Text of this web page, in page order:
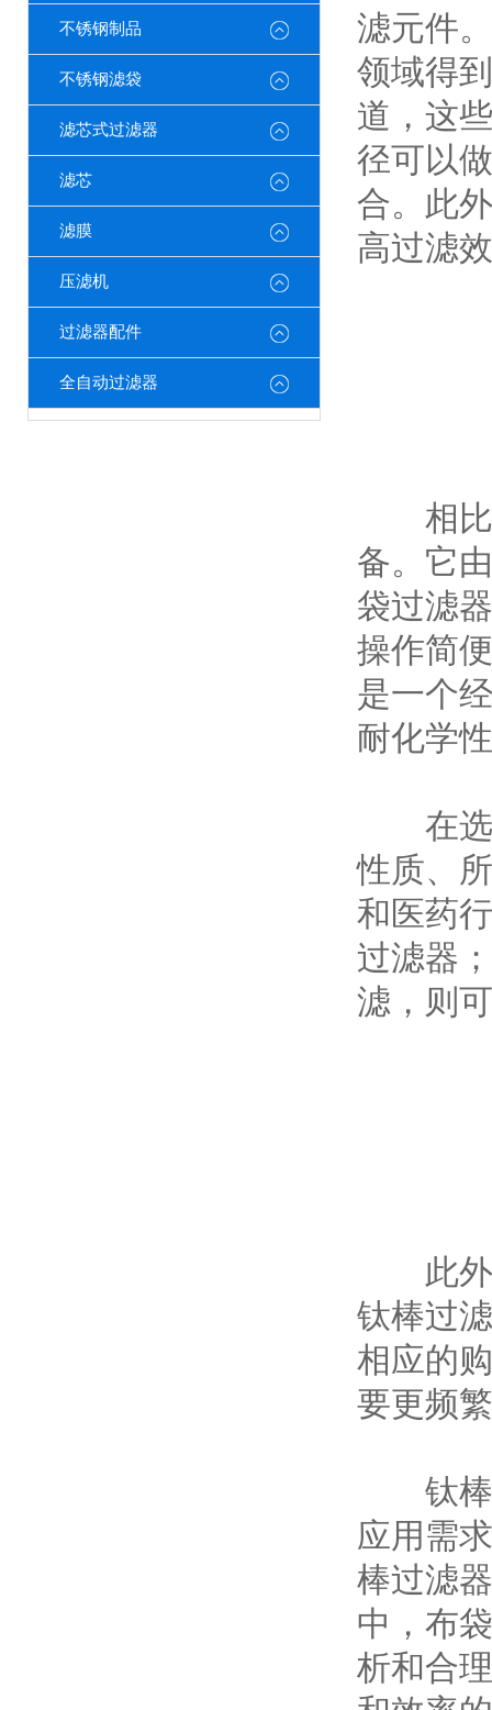
不锈钢制品
不锈钢滤袋
滤芯式过滤器
滤芯
滤膜
压滤机
过滤器配件
全自动过滤器
滤元件
领域得
道，这
径可以
合。此
高过滤
相比
备。它
袋过滤
操作简
是一个
耐化学
在选
性质、
和医药
过滤器
滤，则
此外
钛棒过
相应的
要更频
钛棒
应用需
棒过滤
中，布
析和合